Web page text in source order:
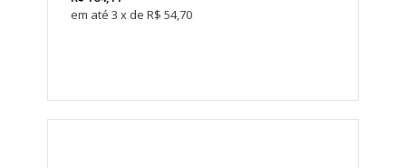
3 x de R$ 54,70